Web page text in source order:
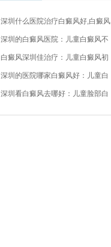
深圳什么医院治疗白癜风好,白癜风
深圳的白癜风医院：儿童白癜风不
白癜风深圳佳治疗：儿童白癜风初
深圳的医院哪家白癜风好：儿童白
深圳看白癜风去哪好：儿童脸部白